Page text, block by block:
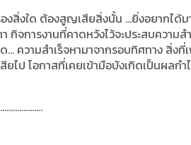
งสิ่งใด ต้องสูญเสียสิ่งนั้น ...ยิ่งอยากได้
จการงานที่คาดหวังไว้จะประสบความส
...ความสำเร็จหามาจากรอบทิศทาง สิ่งที่
ไป โอกาสที่เคยเข้ามือบังเกิดเป็นผลกำ